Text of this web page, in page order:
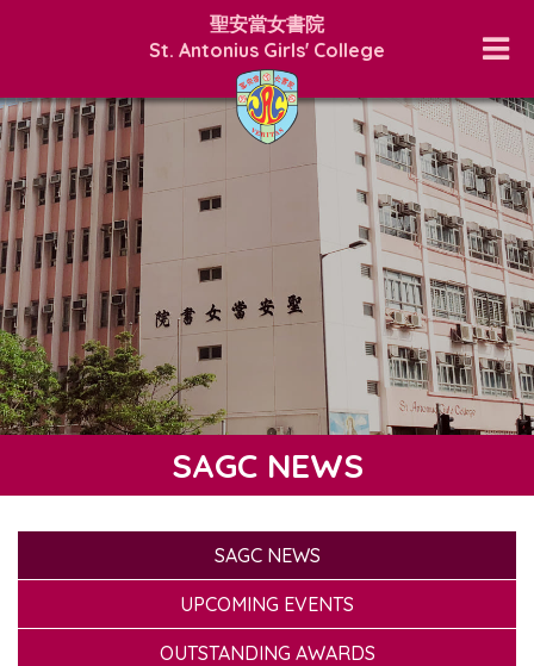
聖安當女書院
St. Antonius Girls' College
SAGC NEWS
SAGC NEWS
UPCOMING EVENTS
OUTSTANDING AWARDS